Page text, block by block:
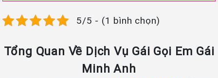
5/5 - (1 bình chọn)
Tổng Quan Về Dịch Vụ Gái Gọi Em Gái
Minh Anh